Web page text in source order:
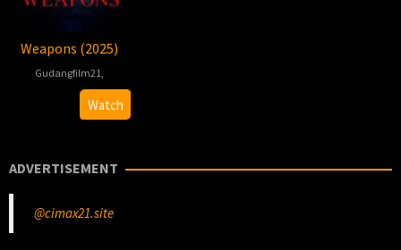
Weapons (2025)
Gudangfilm21
Zach
Cregger
Watch
ADVERTISEMENT
@cimax21.site